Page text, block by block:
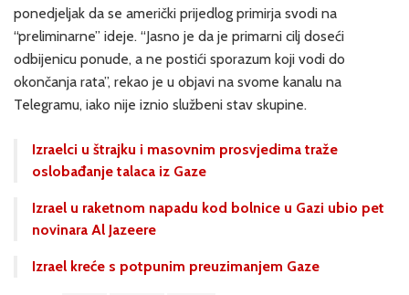
ponedjeljak da se američki prijedlog primirja svodi na
“preliminarne” ideje. “Jasno je da je primarni cilj doseći
odbijenicu ponude, a ne postići sporazum koji vodi do
okončanja rata”, rekao je u objavi na svome kanalu na
Telegramu, iako nije iznio službeni stav skupine.
Izraelci u štrajku i masovnim prosvjedima traže
oslobađanje talaca iz Gaze
Izrael u raketnom napadu kod bolnice u Gazi ubio pet
novinara Al Jazeere
Izrael kreće s potpunim preuzimanjem Gaze